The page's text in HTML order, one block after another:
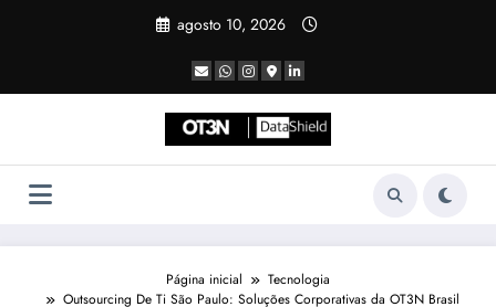
agosto 10, 2026
Página inicial
Tecnologia
Outsourcing De Ti São Paulo: Soluções Corporativas da OT3N Brasil